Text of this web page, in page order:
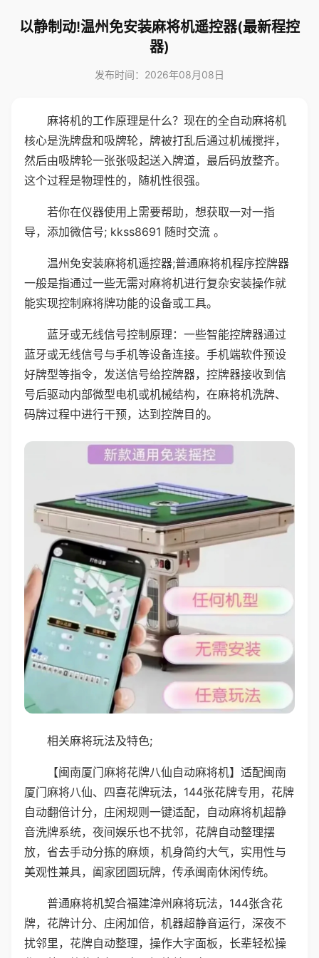
以静制动!温州免安装麻将机遥控器(最新程控
器)
发布时间：2026年08月08日
麻将机的工作原理是什么？现在的全自动麻将机
核心是洗牌盘和吸牌轮，牌被打乱后通过机械搅拌，
然后由吸牌轮一张张吸起送入牌道，最后码放整齐。
这个过程是物理性的，随机性很强。
若你在仪器使用上需要帮助，想获取一对一指
导，添加微信号; kkss8691 随时交流 。
温州免安装麻将机遥控器;普通麻将机程序控牌器
一般是指通过一些无需对麻将机进行复杂安装操作就
能实现控制麻将牌功能的设备或工具。
蓝牙或无线信号控制原理：一些智能控牌器通过
蓝牙或无线信号与手机等设备连接。手机端软件预设
好牌型等指令，发送信号给控牌器，控牌器接收到信
号后驱动内部微型电机或机械结构，在麻将机洗牌、
码牌过程中进行干预，达到控牌目的。
相关麻将玩法及特色;
【闽南厦门麻将花牌八仙自动麻将机】适配闽南
厦门麻将八仙、四喜花牌玩法，144张花牌专用，花牌
自动翻倍计分，庄闲规则一键适配，自动麻将机超静
音洗牌系统，夜间娱乐也不扰邻，花牌自动整理摆
放，省去手动分拣的麻烦，机身简约大气，实用性与
美观性兼具，阖家团圆玩牌，传承闽南休闲传统。
普通麻将机契合福建漳州麻将玩法，144张含花
牌，花牌计分、庄闲加倍，机器超静音运行，深夜不
扰邻里，花牌自动整理，操作大字面板，长辈轻松操